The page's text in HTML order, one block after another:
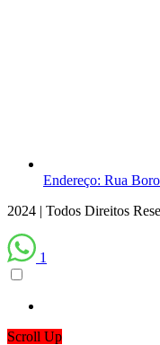
Endereço: Rua
2024 | Todos Direitos
1
Scroll Up